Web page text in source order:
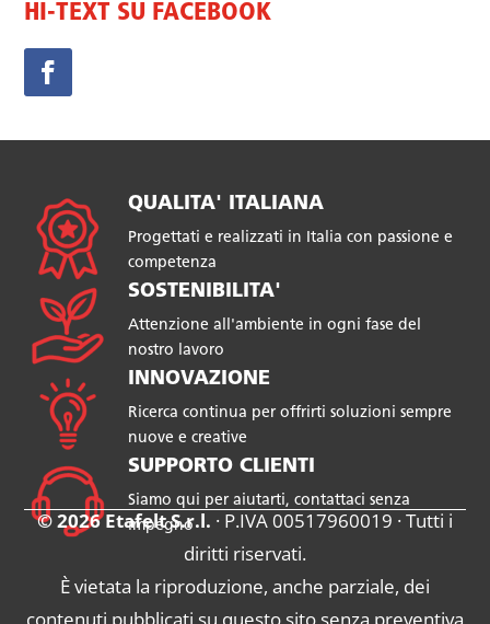
HI-TEXT SU FACEBOOK
QUALITA' ITALIANA
Progettati e realizzati in Italia con passione e
competenza
SOSTENIBILITA'
Attenzione all'ambiente in ogni fase del
nostro lavoro
INNOVAZIONE
Ricerca continua per offrirti soluzioni sempre
nuove e creative
SUPPORTO CLIENTI
Siamo qui per aiutarti, contattaci senza
impegno
© 2026 Etafelt S.r.l. · P.IVA 00517960019 · Tutti i
diritti riservati.
È vietata la riproduzione, anche parziale, dei